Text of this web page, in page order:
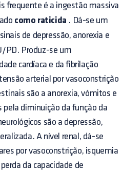
frequente é a ingestão massiva
como raticida . Dá-se um
de depressão, anorexia e
PD. Produz-se um
cardíaca e da fibrilação
arterial por vasoconstrição
são a anorexia, vómitos e
pela diminuição da função da
são a depressão,
A nível renal, dá-se
por vasoconstrição, isquemia
da capacidade de